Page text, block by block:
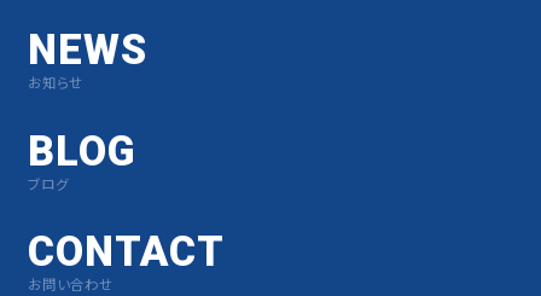
NEWS
お知らせ
BLOG
ブログ
CONTACT
お問い合わせ